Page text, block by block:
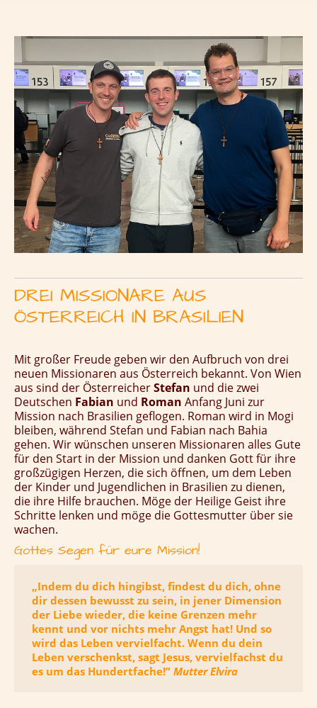
DREI MISSIONARE AUS
ÖSTERREICH IN BRASILIEN
Mit großer Freude geben wir den Aufbruch von drei
neuen Missionaren aus Österreich bekannt. Von Wien
aus sind der ÖsterreicherStefan und die zwei
Deutschen Fabian und Roman Anfang Juni zur
Mission nach Brasilien geflogen. Roman wird in Mogi
bleiben, während Stefan und Fabian nach Bahia
gehen. Wir wünschen unseren Missionaren alles Gute
für den Start in der Mission und danken Gott für ihre
großzügigen Herzen, die sich öffnen, um dem Leben
der Kinder und Jugendlichen in Brasilien zu dienen,
die ihre Hilfe brauchen. Möge der Heilige Geist ihre
Schritte lenken und möge die Gottesmutter über sie
wachen.
Gottes Segen für eure Mission!
„Indem du dich hingibst, findest du dich, ohne
dir dessen bewusst zu sein, in jener Dimension
der Liebe wieder, die keine Grenzen mehr
kennt und vor nichts mehr Angst hat! Und so
wird das Leben vervielfacht. Wenn du dein
Leben verschenkst, sagt Jesus, vervielfachst du
es um das Hundertfache!” Mutter Elvira